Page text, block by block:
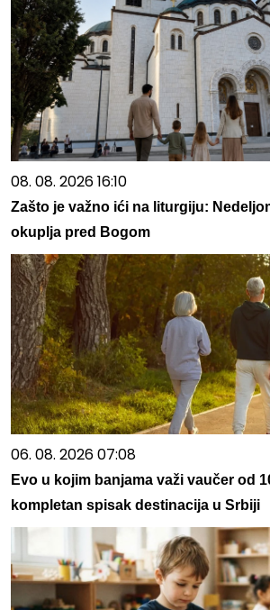
08. 08. 2026 16:10
Zašto je važno ići na liturgiju:
okuplja pred Bogom
06. 08. 2026 07:08
Evo u kojim banjama važi vaučer od
kompletan spisak destinacija u Srbiji